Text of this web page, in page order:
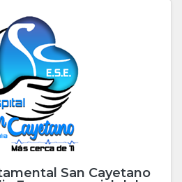
San Cayetano